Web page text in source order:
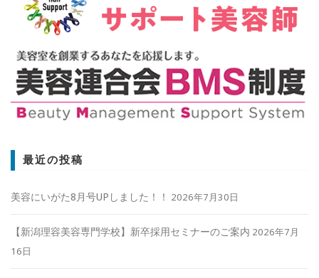
最近の投稿
美容にいがた8月号UPしました！！ 2026年7月30日
【新潟理容美容専門学校】新卒採用セミナーのご案内 2026年7月
16日